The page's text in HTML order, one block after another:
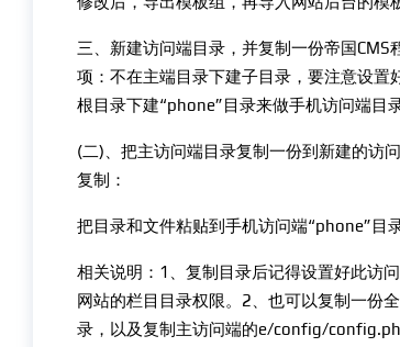
三、新建访问端目录，并复制一份帝国
项：不在主端目录下建子目录，要注意设置
根目录下建“phone”目录来做手机访问端目录
(二)、把主访问端目录复制一份到新建的访
复制：
把目录和文件粘贴到手机访问端“phone”目
相关说明：1、复制目录后记得设置好此访
网站的栏目目录权限。2、也可以复制一份
录，以及复制主访问端的e/config/